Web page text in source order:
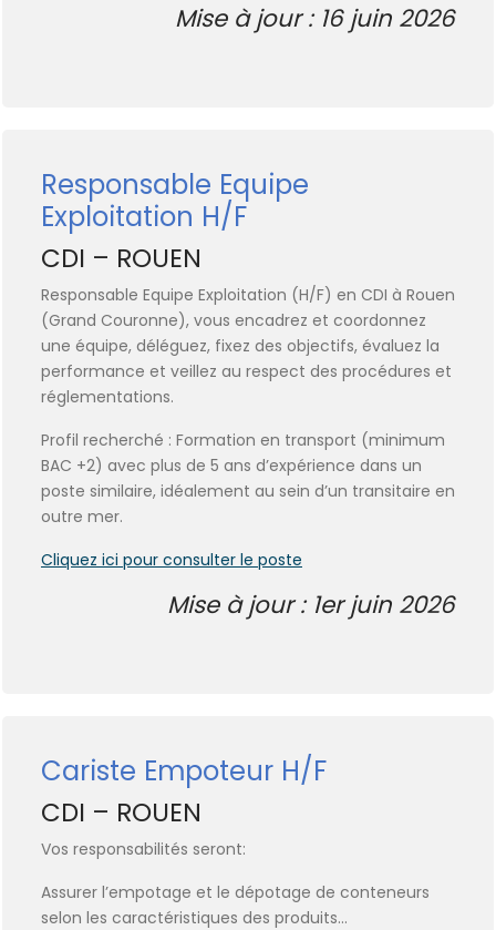
Mise à jour : 16 juin 2026
Responsable Equipe
Exploitation H/F
CDI – ROUEN
Responsable Equipe Exploitation (H/F) en CDI à Rouen
(Grand Couronne), vous encadrez et coordonnez
une équipe, déléguez, fixez des objectifs, évaluez la
performance et veillez au respect des procédures et
réglementations.
Profil recherché : Formation en transport (minimum
BAC +2) avec plus de 5 ans d’expérience dans un
poste similaire, idéalement au sein d’un transitaire en
outre mer.
Cliquez ici pour consulter le poste
Mise à jour : 1er juin 2026
Cariste Empoteur H/F
CDI – ROUEN
Vos responsabilités seront:
Assurer l’empotage et le dépotage de conteneurs
selon les caractéristiques des produits…